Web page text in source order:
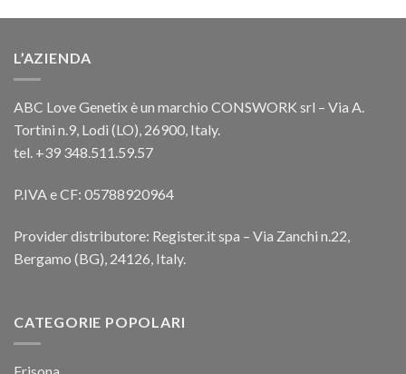
L’AZIENDA
ABC Love Genetix è un marchio CONSWORK srl – Via A.
Tortini n.9, Lodi (LO), 26900, Italy.
tel. +39 348.511.59.57
P.IVA e CF: 05788920964
Provider distributore: Register.it spa – Via Zanchi n.22,
Bergamo (BG), 24126, Italy.
CATEGORIE POPOLARI